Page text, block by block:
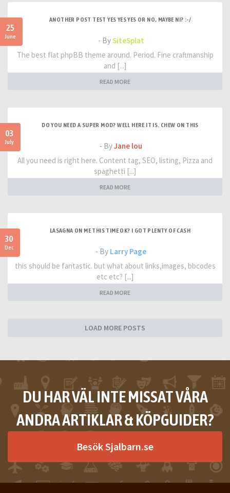
25
June
ANOTHER POST TEST YES YES YES OR NO, MAYBE NI? :-/
- BySiteSplat
The best flat phpBB theme around. Period. Fine craftmanship
and [...]
READ MORE
03
July
DO YOU NEED A SUPER MOD? WELL HERE IT IS. CHEW ON THIS
- ByJane lou
All you need is right here. Content tag, SEO, listing, Pizza and
spaghetti [...]
READ MORE
30
Dec
LASAGNA ON ME THIS TIME OK? I GOT PLENTY OF CASH
- By Larry Page
this should be fantastic. but what about links,images, bbcodes
etc etc? [...]
READ MORE
LOAD MORE POSTS
DU HAR VÄL INTE MISSAT VÅRA
ANDRA ARTIKLAR & KÖPGUIDER?
Besök Sjalbarn.se